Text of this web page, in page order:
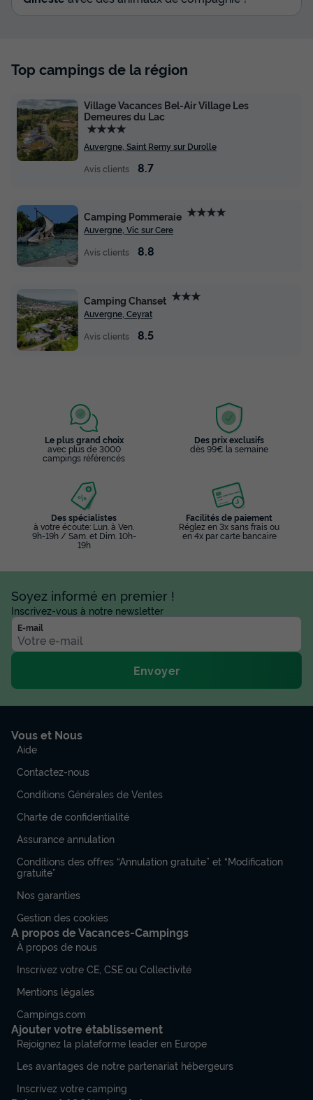
Top campings de la région
Village Vacances Bel-Air Village Les
Demeures du Lac
★★★★
Auvergne, Saint Remy sur Durolle
Avis clients
8.7
Camping Pommeraie ★★★★
Auvergne, Vic sur Cere
Avis clients
8.8
Camping Chanset ★★★
Auvergne, Ceyrat
Avis clients
8.5
Le plus grand choix
avec plus de 3000
campings référencés
Des prix exclusifs
dès 99€ la semaine
Des spécialistes
à votre écoute: Lun. à Ven.
9h-19h / Sam. et Dim. 10h-
19h
Facilités de paiement
Réglez en 3x sans frais ou
en 4x par carte bancaire
Soyez informé en premier !
Inscrivez-vous à notre newsletter
E-mail
Envoyer
Vous et Nous
Aide
Contactez-nous
Conditions Générales de Ventes
Charte de confidentialité
Assurance annulation
Conditions des offres “Annulation gratuite” et “Modification
gratuite”
Nos garanties
Gestion des cookies
A propos de Vacances-Campings
À propos de nous
Inscrivez votre CE, CSE ou Collectivité
Mentions légales
Campings.com
Ajouter votre établissement
Rejoignez la plateforme leader en Europe
Les avantages de notre partenariat hébergeurs
Inscrivez votre camping